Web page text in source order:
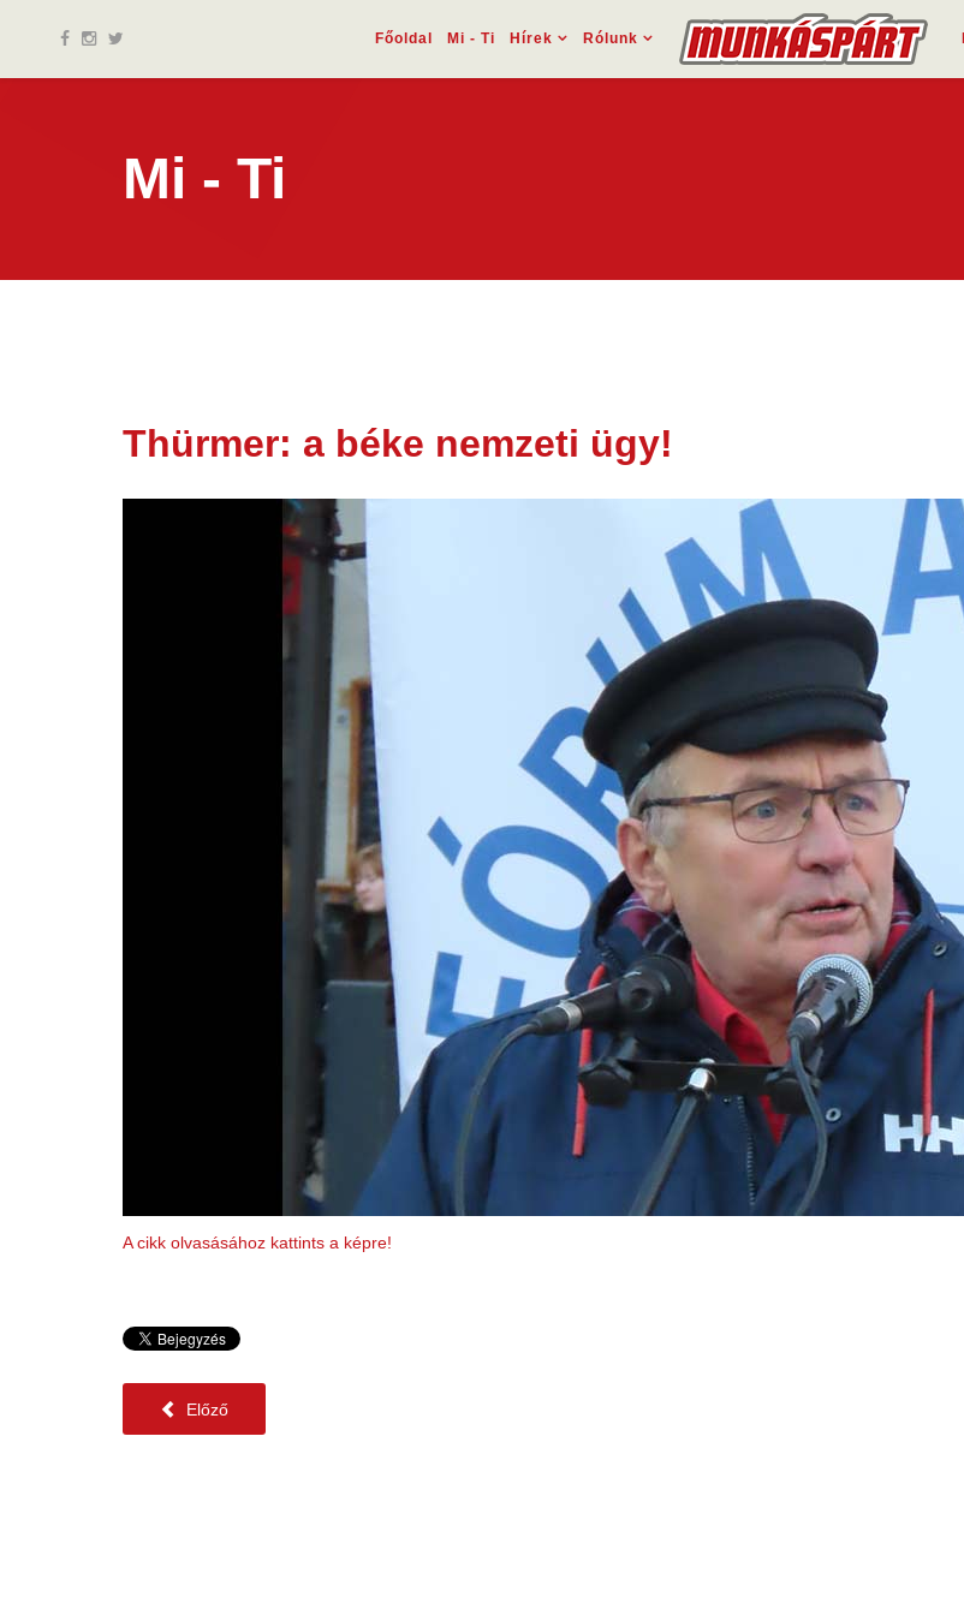
Főoldal Mi - Ti Hírek Rólunk
Mi - Ti
28 nov.
2025
Thürmer: a béke nemzeti ügy!
A cikk olvasásához kattints a képre!
Előző